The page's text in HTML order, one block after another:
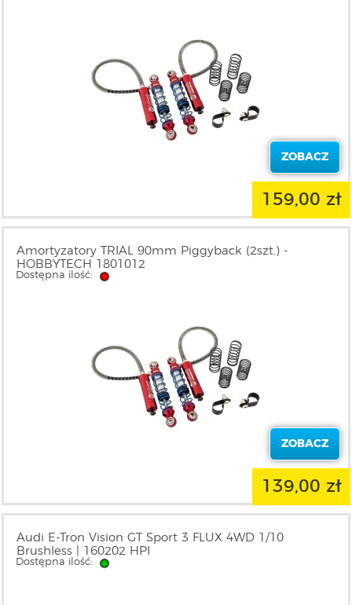
ZOBACZ
159,00 zł
Amortyzatory TRIAL 90mm Piggyback (2szt.) -
HOBBYTECH 1801012
Dostępna ilość:
ZOBACZ
139,00 zł
Audi E-Tron Vision GT Sport 3 FLUX 4WD 1/10
Brushless | 160202 HPI
Dostępna ilość: